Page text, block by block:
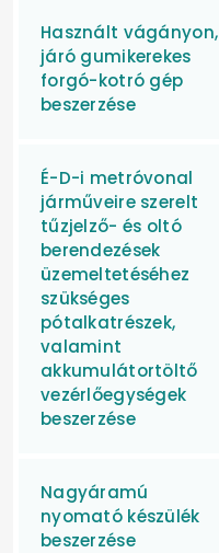
Használt vágányon,
járó gumikerekes
forgó-kotró gép
beszerzése
É-D-i metróvonal
járműveire szerelt
tűzjelző- és oltó
berendezések
üzemeltetéséhez
szükséges
pótalkatrészek,
valamint
akkumulátortöltő
vezérlőegységek
beszerzése
Nagyáramú
nyomató készülék
beszerzése